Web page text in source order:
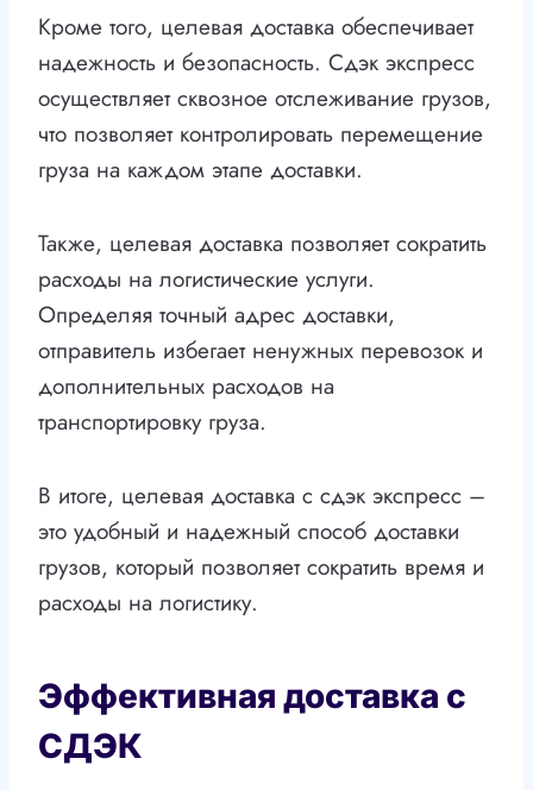
Кроме того, целевая доставка обеспечивает
надежность и безопасность. Сдэк экспресс
осуществляет сквозное отслеживание грузов,
что позволяет контролировать перемещение
груза на каждом этапе доставки.
Также, целевая доставка позволяет сократить
расходы на логистические услуги.
Определяя точный адрес доставки,
отправитель избегает ненужных перевозок и
дополнительных расходов на
транспортировку груза.
В итоге, целевая доставка с сдэк экспресс –
это удобный и надежный способ доставки
грузов, который позволяет сократить время и
расходы на логистику.
Эффективная доставка с
СДЭК